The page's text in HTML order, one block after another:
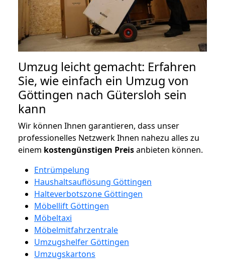
Umzug leicht gemacht: Erfahren
Sie, wie einfach ein Umzug von
Göttingen nach Gütersloh sein
kann
Wir können Ihnen garantieren, dass unser
professionelles Netzwerk Ihnen nahezu alles zu
einem kostengünstigen Preisanbieten können.
Entrümpelung
Haushaltsauflösung Göttingen
Halteverbotszone Göttingen
Möbellift Göttingen
Möbeltaxi
Möbelmitfahrzentrale
Umzugshelfer Göttingen
Umzugskartons